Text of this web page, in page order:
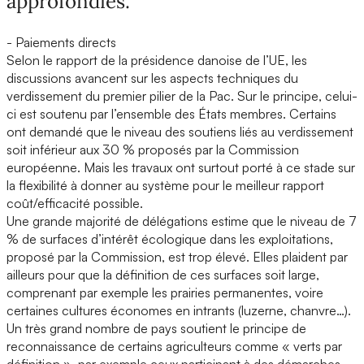
- Paiements directs
Selon le rapport de la présidence danoise de l’UE, les
discussions avancent sur les aspects techniques du
verdissement du premier pilier de la Pac. Sur le principe, celui-
ci est soutenu par l’ensemble des États membres. Certains
ont demandé que le niveau des soutiens liés au verdissement
soit inférieur aux 30 % proposés par la Commission
européenne. Mais les travaux ont surtout porté à ce stade sur
la flexibilité à donner au système pour le meilleur rapport
coût/efficacité possible.
Une grande majorité de délégations estime que le niveau de 7
% de surfaces d’intérêt écologique dans les exploitations,
proposé par la Commission, est trop élevé. Elles plaident par
ailleurs pour que la définition de ces surfaces soit large,
comprenant par exemple les prairies permanentes, voire
certaines cultures économes en intrants (luzerne, chanvre…).
Un très grand nombre de pays soutient le principe de
reconnaissance de certains agriculteurs comme « verts par